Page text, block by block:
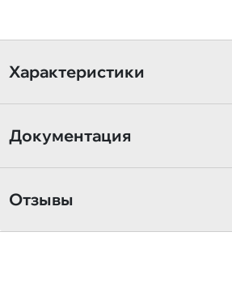
Характеристики
Документация
Отзывы